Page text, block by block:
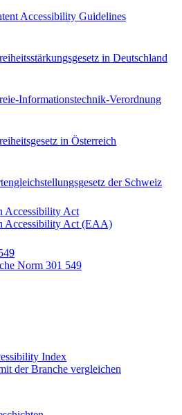
Accessibility Guidelines
in Deutschland
Informationstechnik-Verordnung
in Österreich
der Schweiz
Accessibility Act
Accessibility Act (EAA)
Norm 301 549
Index
der Branche vergleichen